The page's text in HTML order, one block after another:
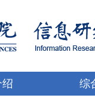
绍 综